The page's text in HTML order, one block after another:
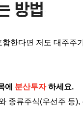
한다면 저도 대주주
에 분산투자 하세요.
종류주식(우선주 등),